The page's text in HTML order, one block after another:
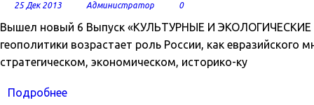
25 Дек 2013 Администратор 0
Вышел новый 6 Выпуск «КУЛЬТУРНЫЕ И
геополитики возрастает роль России, как евразийского
стратегическом, экономическом, историко-ку
Подробнее